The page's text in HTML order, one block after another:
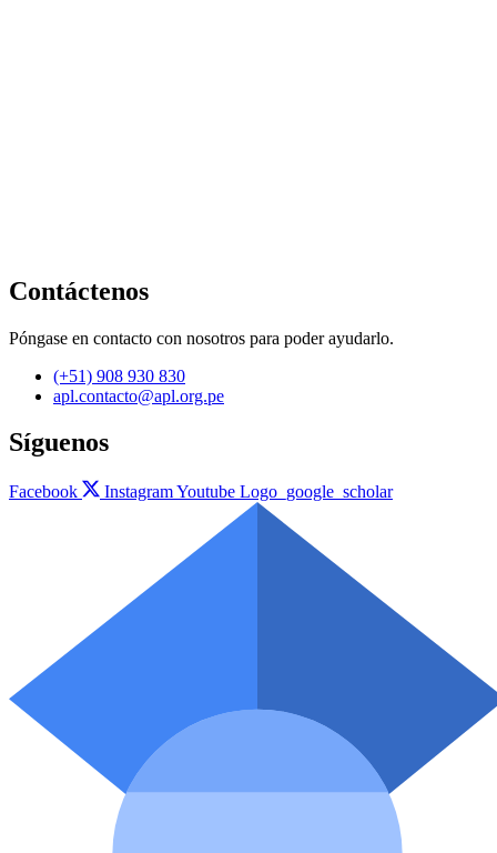
Contáctenos
Póngase en contacto con nosotros para poder ayudarlo.
(+51) 908 930 830
apl.contacto@apl.org.pe
Síguenos
Facebook InstagramYoutube Logo_google_scholar